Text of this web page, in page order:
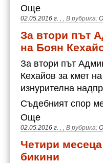
02.05.2016 г. , , В рубрика:
Още
За втори път
на Боян
За втори път
Кехайов за кмет
изнурителна
Съдебният спор
02.05.2016 г. , , В рубрика:
Още
Четири
бикини